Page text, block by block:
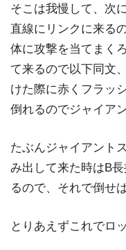
そこは我慢して、次
直線にリンクに来る
体に攻撃を当てまく
て来るので以下同文
けた際に赤くフラッ
倒れるのでジャイア
たぶんジャイアント
み出して来た時はB
るので、それで倒せ
とりあえずこれでロ